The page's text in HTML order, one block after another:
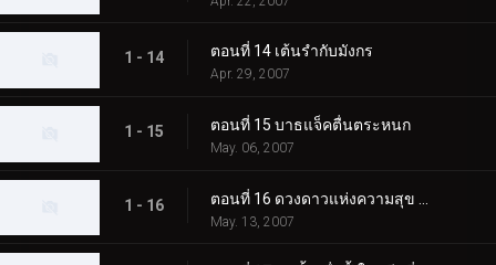
1 - 14 ตอนที่ 14 เต้นรำกับมังกร
Apr. 29, 2007
1 - 15 ตอนที่ 15 บาธแจ็คตื่นตระหนก
May. 06, 2007
1 - 16
May. 13, 2007